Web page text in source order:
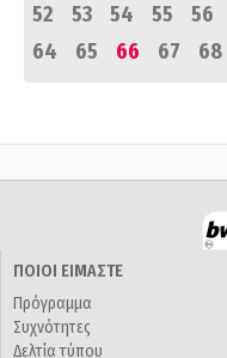
52
53 54 55 56
64
65 66 67 68
ΠΟΙΟΙ ΕΙΜΑΣΤΕ
Πρόγραμμα
Συχνότητες
Δελτία τύπου